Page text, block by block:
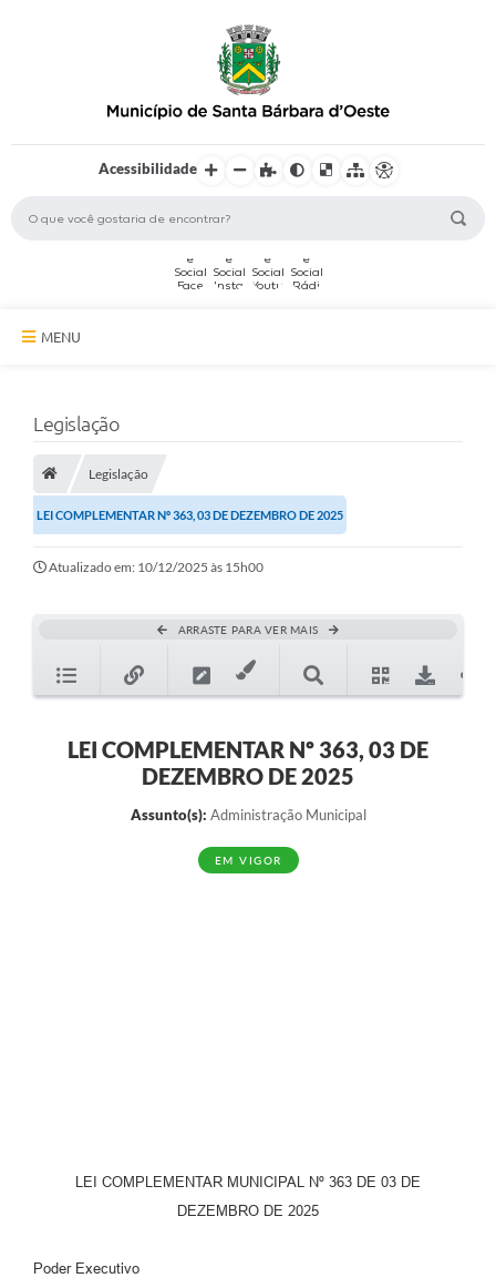
Acessibilidade
MENU
Secretarias
Serviços Online
Ouvidoria
Transparência
Legislação
Legislação
LEI COMPLEMENTAR Nº 363, 03 DE DEZEMBRO DE 2025
Atualizado em: 10/12/2025 às 15h00
ARRASTE PARA VER MAIS
LEI COMPLEMENTAR Nº 363, 03 DE
DEZEMBRO DE 2025
Assunto(s): Administração Municipal
EM VIGOR
LEI COMPLEMENTAR MUNICIPAL Nº 363 DE 03 DE
DEZEMBRO DE 2025
Poder Executivo